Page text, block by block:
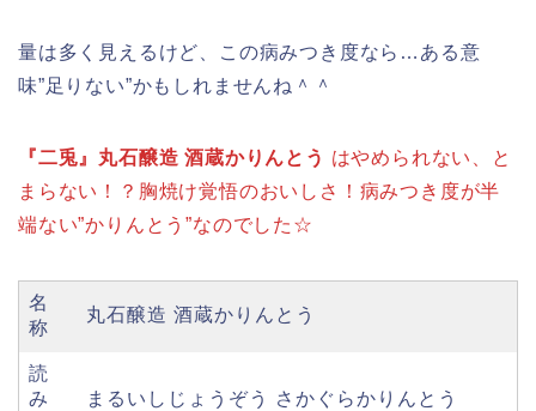
量は多く見えるけど、この病みつき度なら…ある意
味”足りない”かもしれませんね＾＾
『二兎』丸石醸造 酒蔵かりんとう はやめられない、と
まらない！？胸焼け覚悟のおいしさ！病みつき度が半
端ない”かりんとう”なのでした☆
名
称
丸石醸造 酒蔵かりんとう
読
み
まるいしじょうぞう さかぐらかりんとう